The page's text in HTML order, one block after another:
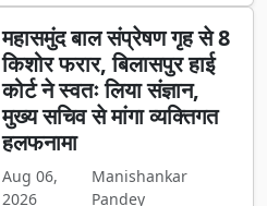
महासमुंद बाल संप्रेषण गृह से 8
किशोर फरार, बिलासपुर हाई
कोर्ट ने स्वतः लिया संज्ञान,
मुख्य सचिव से मांगा व्यक्तिगत
हलफनामा
Aug 06,
2026
Manishankar
Pandey